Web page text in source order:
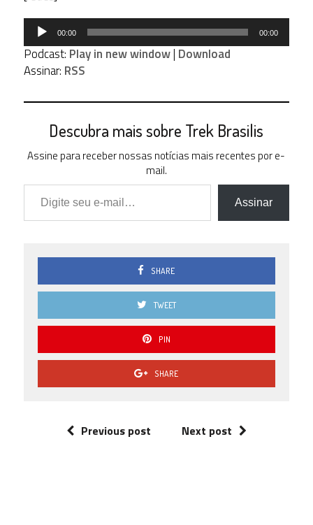
Tocador
áudio
00:00 00:00
Podcast: Play in new window| Download
Assinar: RSS
Descubra mais sobre Trek Brasilis
Assine para receber nossas notícias mais recentes por e-
mail.
Digite seu e-mail…
Assinar
SHARE
TWEET
PIN
SHARE
Previous post Next post